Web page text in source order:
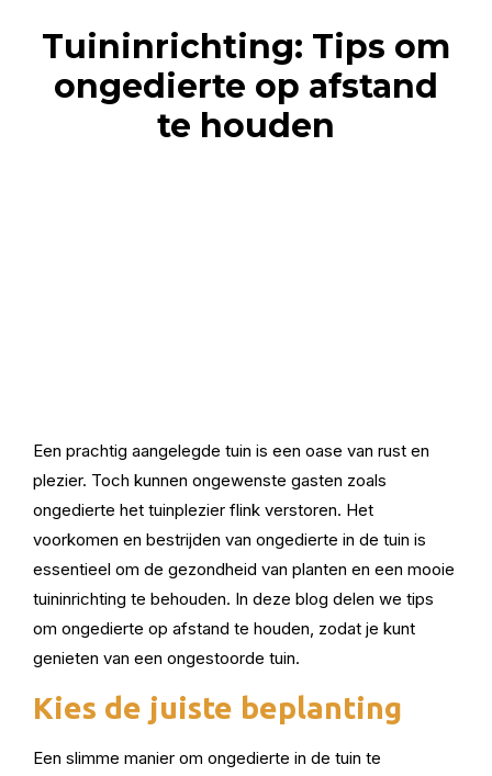
Tuininrichting: Tips om
ongedierte op afstand
te houden
Een prachtig aangelegde tuin is een oase van rust en
plezier. Toch kunnen ongewenste gasten zoals
ongedierte het tuinplezier flink verstoren. Het
voorkomen en bestrijden van ongedierte in de tuin is
essentieel om de gezondheid van planten en een mooie
tuininrichting te behouden. In deze blog delen we tips
om ongedierte op afstand te houden, zodat je kunt
genieten van een ongestoorde tuin.
Kies de juiste beplanting
Een slimme manier om ongedierte in de tuin te